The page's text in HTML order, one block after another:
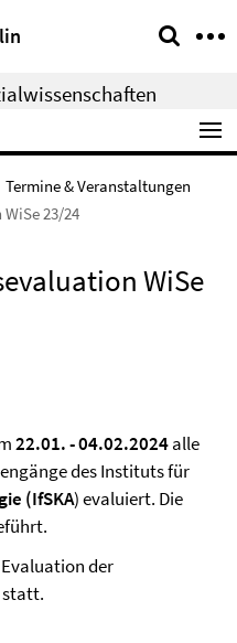
Termine & Veranstaltungen
23/24
WiSe
22.01. - 04.02.2024alle
des Instituts für
(IfSKA) evaluiert. Die
der
statt.